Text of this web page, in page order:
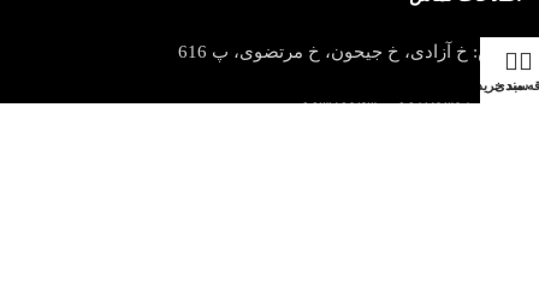
آدرس: خ آزادی، خ جیحون، خ مرتضوی، پ 616
تلفن : ۶۶۸۷۹۳۹۸ – ۶۶۳۷۶۹۴۳
مندی
سبد خرید